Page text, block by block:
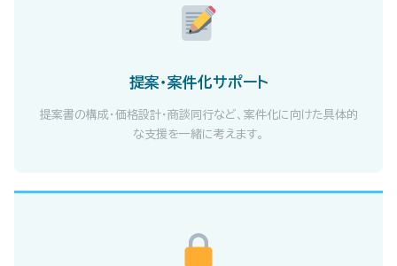
提案・案件化サポート
提案書の構成・価格設計・商談同行など、案件化に向けた具体的
な支援を一緒に考えます。